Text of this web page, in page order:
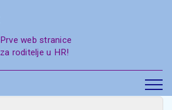
Prve web stranice
za roditelje u HR!